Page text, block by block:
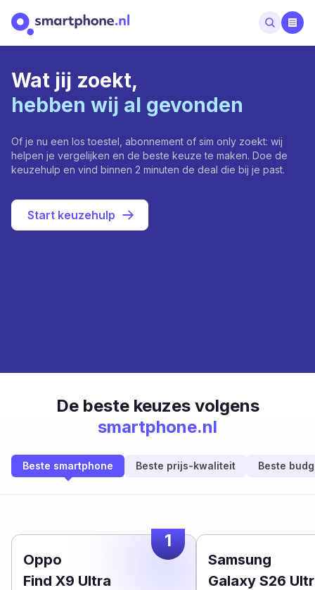
Wat jij zoekt,
hebben wij al gevonden
Of je nu een los toestel, abonnement of sim only zoekt: wij
helpen je vergelijken en de beste keuze te maken. Doe de
keuzehulp en vind binnen 2 minuten de deal die bij je past.
Start keuzehulp
De beste keuzes volgens
smartphone.nl
Beste smartphone Beste prijs-kwaliteit Beste
1
Oppo
Find X9 Ultra
Samsung
Galaxy S26